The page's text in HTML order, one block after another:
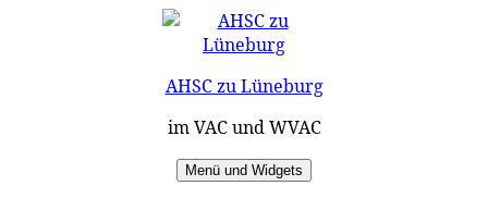
AHSC zu Lüneburg
im VAC und WVAC
Menü und Widgets